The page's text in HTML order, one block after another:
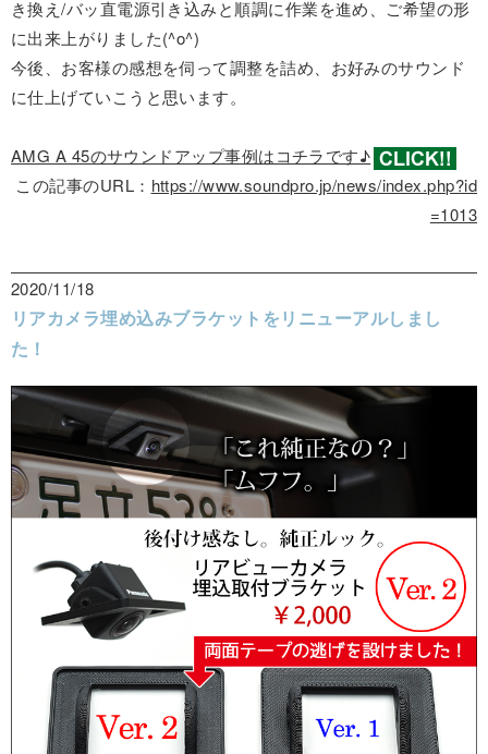
き換え/バッ直電源引き込みと順調に作業を進め、ご希望の形
に出来上がりました(^o^)
今後、お客様の感想を伺って調整を詰め、お好みのサウンド
に仕上げていこうと思います。
AMG A 45のサウンドアップ事例はコチラです♪
この記事のURL： https://www.soundpro.jp/news/index.php?id
=1013
2020/11/18
リアカメラ埋め込みブラケットをリニューアルしまし
た！